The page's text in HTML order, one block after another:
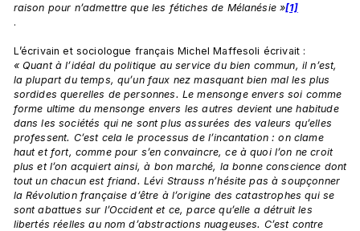
raison pour n’admettre que les fétiches de Mélanésie »[1]
.
L’écrivain et sociologue français Michel Maffesoli écrivait :
« Quant à l’idéal du politique au service du bien commun, il n’est,
la plupart du temps, qu’un faux nez masquant bien mal les plus
sordides querelles de personnes. Le mensonge envers soi comme
forme ultime du mensonge envers les autres devient une habitude
dans les sociétés qui ne sont plus assurées des valeurs qu’elles
professent. C’est cela le processus de l’incantation : on clame
haut et fort, comme pour s’en convaincre, ce à quoi l’on ne croit
plus et l’on acquiert ainsi, à bon marché, la bonne conscience dont
tout un chacun est friand. Lévi Strauss n’hésite pas à soupçonner
la Révolution française d’être à l’origine des catastrophes qui se
sont abattues sur l’Occident et ce, parce qu’elle a détruit les
libertés réelles au nom d’abstractions nuageuses. C’est contre